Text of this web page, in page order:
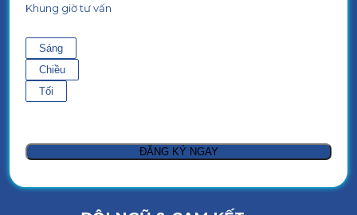
Khung giờ tư vấn
Sáng
Chiều
Tối